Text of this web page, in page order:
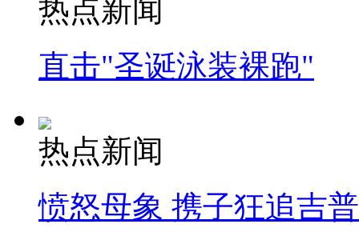
热点新闻
直击"圣诞泳装裸跑"
热点新闻
愤怒母象 携子狂追吉